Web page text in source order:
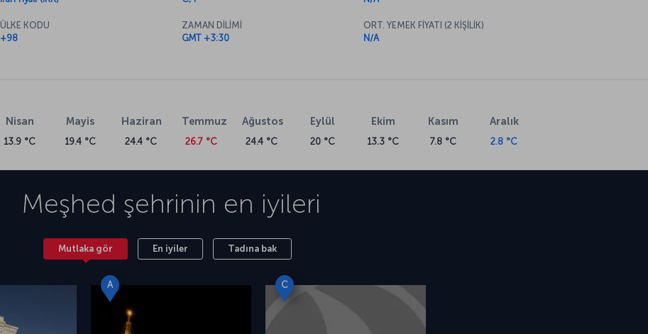
ÜLKE KODU
+98
ZAMAN DİLİMİ
GMT +3:30
ORT. YEMEK FİYATI (2 KİŞİLİK)
N/A
Nisan
13.9 °C
Mayis
19.4 °C
Haziran
24.4 °C
Temmuz
26.7 °C
Ağustos
24.4 °C
Eylül
20 °C
Ekim
13.3 °C
Kasım
7.8 °C
Aralık
2.8 °C
Meşhed şehrinin en iyileri
Mutlaka gör En iyiler Tadına bak
A C